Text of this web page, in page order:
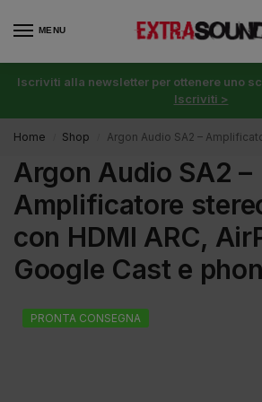
MENU
Iscriviti alla newsletter per ottenere uno
Iscriviti >
Home Shop Argon Audio SA2 – Amplificatore stereo Wi-Fi con
Argon Audio SA2 –
Amplificatore
con HDMI ARC,
Google Cast e
PRONTA CONSEGNA